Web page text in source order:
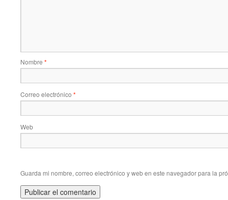
Nombre *
Correo electrónico *
Web
Guarda mi nombre, correo electrónico y web en este navegador para la